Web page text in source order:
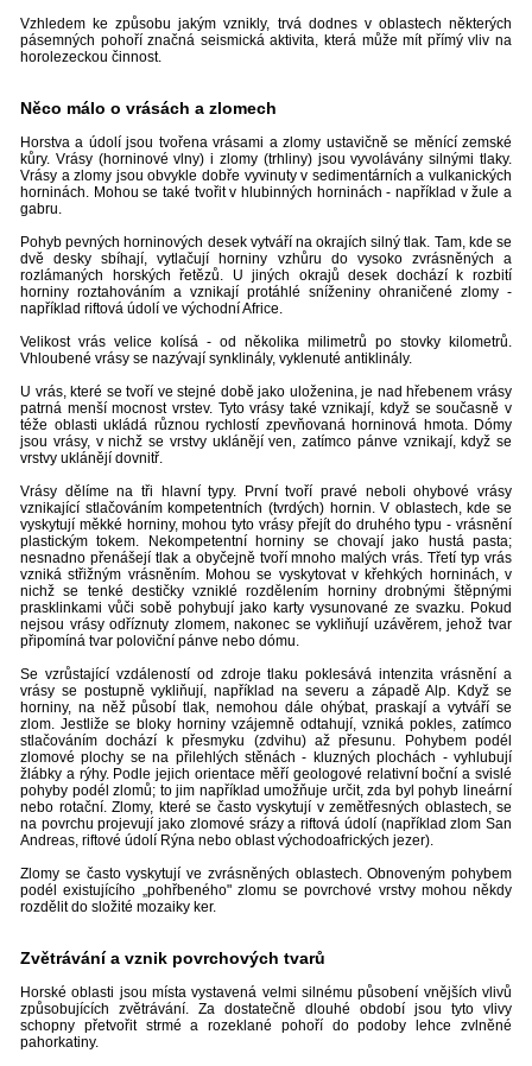
Vzhledem ke způsobu jakým vznikly, trvá dodnes v oblastech některých
pásemných pohoří značná seismická aktivita, která může mít přímý vliv na
horolezeckou činnost.
Něco málo o vrásách a zlomech
Horstva a údolí jsou tvořena vrásami a zlomy ustavičně se měnící zemské
kůry. Vrásy (horninové vlny) i zlomy (trhliny) jsou vyvolávány silnými tlaky.
Vrásy a zlomy jsou obvykle dobře vyvinuty v sedimentárních a vulkanických
horninách. Mohou se také tvořit v hlubinných horninách - například v žule a
gabru.
Pohyb pevných horninových desek vytváří na okrajích silný tlak. Tam, kde se
dvě desky sbíhají, vytlačují horniny vzhůru do vysoko zvrásněných a
rozlámaných horských řetězů. U jiných okrajů desek dochází k rozbití
horniny roztahováním a vznikají protáhlé sníženiny ohraničené zlomy -
například riftová údolí ve východní Africe.
Velikost vrás velice kolísá - od několika milimetrů po stovky kilometrů.
Vhloubené vrásy se nazývají synklinály, vyklenuté antiklinály.
U vrás, které se tvoří ve stejné době jako uloženina, je nad hřebenem vrásy
patrná menší mocnost vrstev. Tyto vrásy také vznikají, když se současně v
téže oblasti ukládá různou rychlostí zpevňovaná horninová hmota. Dómy
jsou vrásy, v nichž se vrstvy uklánějí ven, zatímco pánve vznikají, když se
vrstvy uklánějí dovnitř.
Vrásy dělíme na tři hlavní typy. První tvoří pravé neboli ohybové vrásy
vznikající stlačováním kompetentních (tvrdých) hornin. V oblastech, kde se
vyskytují měkké horniny, mohou tyto vrásy přejít do druhého typu - vrásnění
plastickým tokem. Nekompetentní horniny se chovají jako hustá pasta;
nesnadno přenášejí tlak a obyčejně tvoří mnoho malých vrás. Třetí typ vrás
vzniká střižným vrásněním. Mohou se vyskytovat v křehkých horninách, v
nichž se tenké destičky vzniklé rozdělením horniny drobnými štěpnými
prasklinkami vůči sobě pohybují jako karty vysunované ze svazku. Pokud
nejsou vrásy odříznuty zlomem, nakonec se vykliňují uzávěrem, jehož tvar
připomíná tvar poloviční pánve nebo dómu.
Se vzrůstající vzdáleností od zdroje tlaku poklesává intenzita vrásnění a
vrásy se postupně vykliňují, například na severu a západě Alp. Když se
horniny, na něž působí tlak, nemohou dále ohýbat, praskají a vytváří se
zlom. Jestliže se bloky horniny vzájemně odtahují, vzniká pokles, zatímco
stlačováním dochází k přesmyku (zdvihu) až přesunu. Pohybem podél
zlomové plochy se na přilehlých stěnách - kluzných plochách - vyhlubují
žlábky a rýhy. Podle jejich orientace měří geologové relativní boční a svislé
pohyby podél zlomů; to jim například umožňuje určit, zda byl pohyb lineární
nebo rotační. Zlomy, které se často vyskytují v zemětřesných oblastech, se
na povrchu projevují jako zlomové srázy a riftová údolí (například zlom San
Andreas, riftové údolí Rýna nebo oblast východoafrických jezer).
Zlomy se často vyskytují ve zvrásněných oblastech. Obnoveným pohybem
podél existujícího „pohřbeného" zlomu se povrchové vrstvy mohou někdy
rozdělit do složité mozaiky ker.
Zvětrávání a vznik povrchových tvarů
Horské oblasti jsou místa vystavená velmi silnému působení vnějších vlivů
způsobujících zvětrávání. Za dostatečně dlouhé období jsou tyto vlivy
schopny přetvořit strmé a rozeklané pohoří do podoby lehce zvlněné
pahorkatiny.